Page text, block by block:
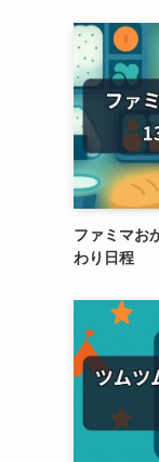
ファミマお
わり日程